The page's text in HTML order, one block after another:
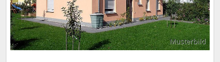
Musterbild